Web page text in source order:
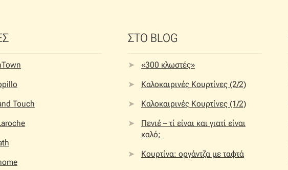
Touch
ΣΤΟ BLOG
«300 κλωστές»
Καλοκαιρινές Κουρτίνες (2/2)
Καλοκαιρινές Κουρτίνες (1/2)
Πενιέ – τί είναι και γιατί είναι
καλό;
Κουρτίνα: οργάντζα με ταφτά